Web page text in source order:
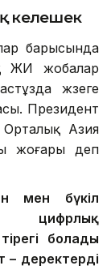
келешек
барысында
ЖИ жобалар
жүзеге
Президент
Азия
жоғары деп
мен бүкіл
болады
деректерді